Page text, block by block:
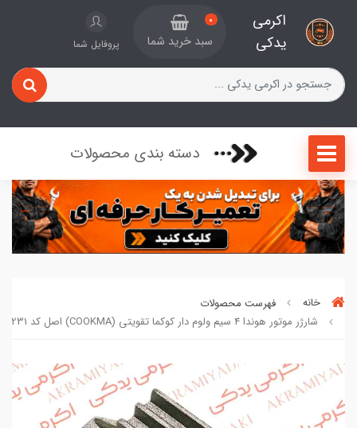
اکرمی
یدکی
0
سبد خرید شما پروفایل شما
دسته بندی محصولات
خانه
فهرست محصولات
شارژر موتور هوندا 4 سیم ولوم دار کوکما تقویتی (COOKMA) اصل کد 907821231